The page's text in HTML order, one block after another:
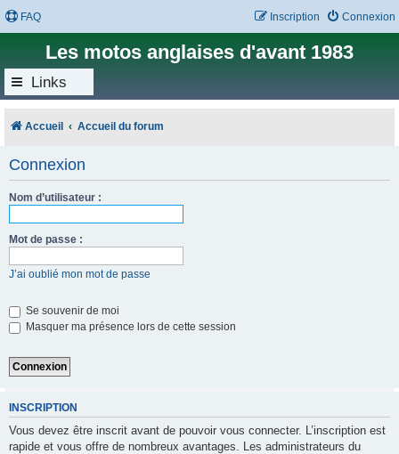
FAQ Connexion
Inscription
Les motos anglaises d'avant 1983
Links
Accueil Accueil du forum
Connexion
Nom d’utilisateur :
Mot de passe :
J’ai oublié mon mot de passe
Se souvenir de moi
Masquer ma présence lors de cette session
INSCRIPTION
Vous devez être inscrit avant de pouvoir vous connecter. L’inscription est
rapide et vous offre de nombreux avantages. Les administrateurs du